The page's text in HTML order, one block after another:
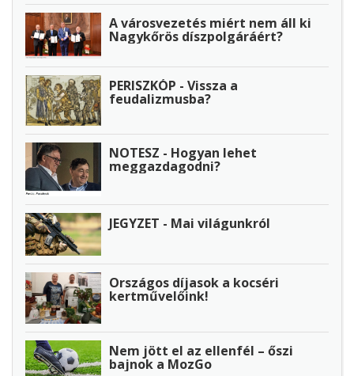
A városvezetés miért nem áll ki
Nagykőrös díszpolgáráért?
PERISZKÓP - Vissza a
feudalizmusba?
NOTESZ - Hogyan lehet
meggazdagodni?
JEGYZET - Mai világunkról
Országos díjasok a kocséri
kertművelőink!
Nem jött el az ellenfél – őszi
bajnok a MozGo